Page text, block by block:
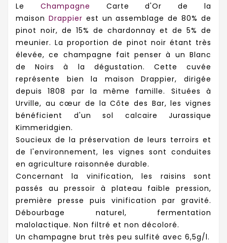
Le Champagne Carte d'Or de la
maison Drappier est un assemblage de 80% de
pinot noir, de 15% de chardonnay et de 5% de
meunier. La proportion de pinot noir étant très
élevée, ce champagne fait penser à un Blanc
de Noirs à la dégustation. Cette cuvée
représente bien la maison Drappier, dirigée
depuis 1808 par la même famille. Situées à
Urville, au cœur de la Côte des Bar, les vignes
bénéficient d'un sol calcaire Jurassique
Kimmeridgien.
Soucieux de la préservation de leurs terroirs et
de l'environnement, les vignes sont conduites
en agriculture raisonnée durable.
Concernant la vinification, les raisins sont
passés au pressoir à plateau faible pression,
première presse puis vinification par gravité.
Débourbage naturel, fermentation
malolactique. Non filtré et non décoloré.
Un champagne brut très peu sulfité avec 6,5g/l.